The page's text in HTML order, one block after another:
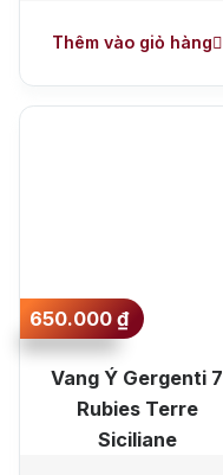
Thêm vào giỏ hàng
650.000₫
Vang Ý Gergenti 7
Rubies Terre
Siciliane